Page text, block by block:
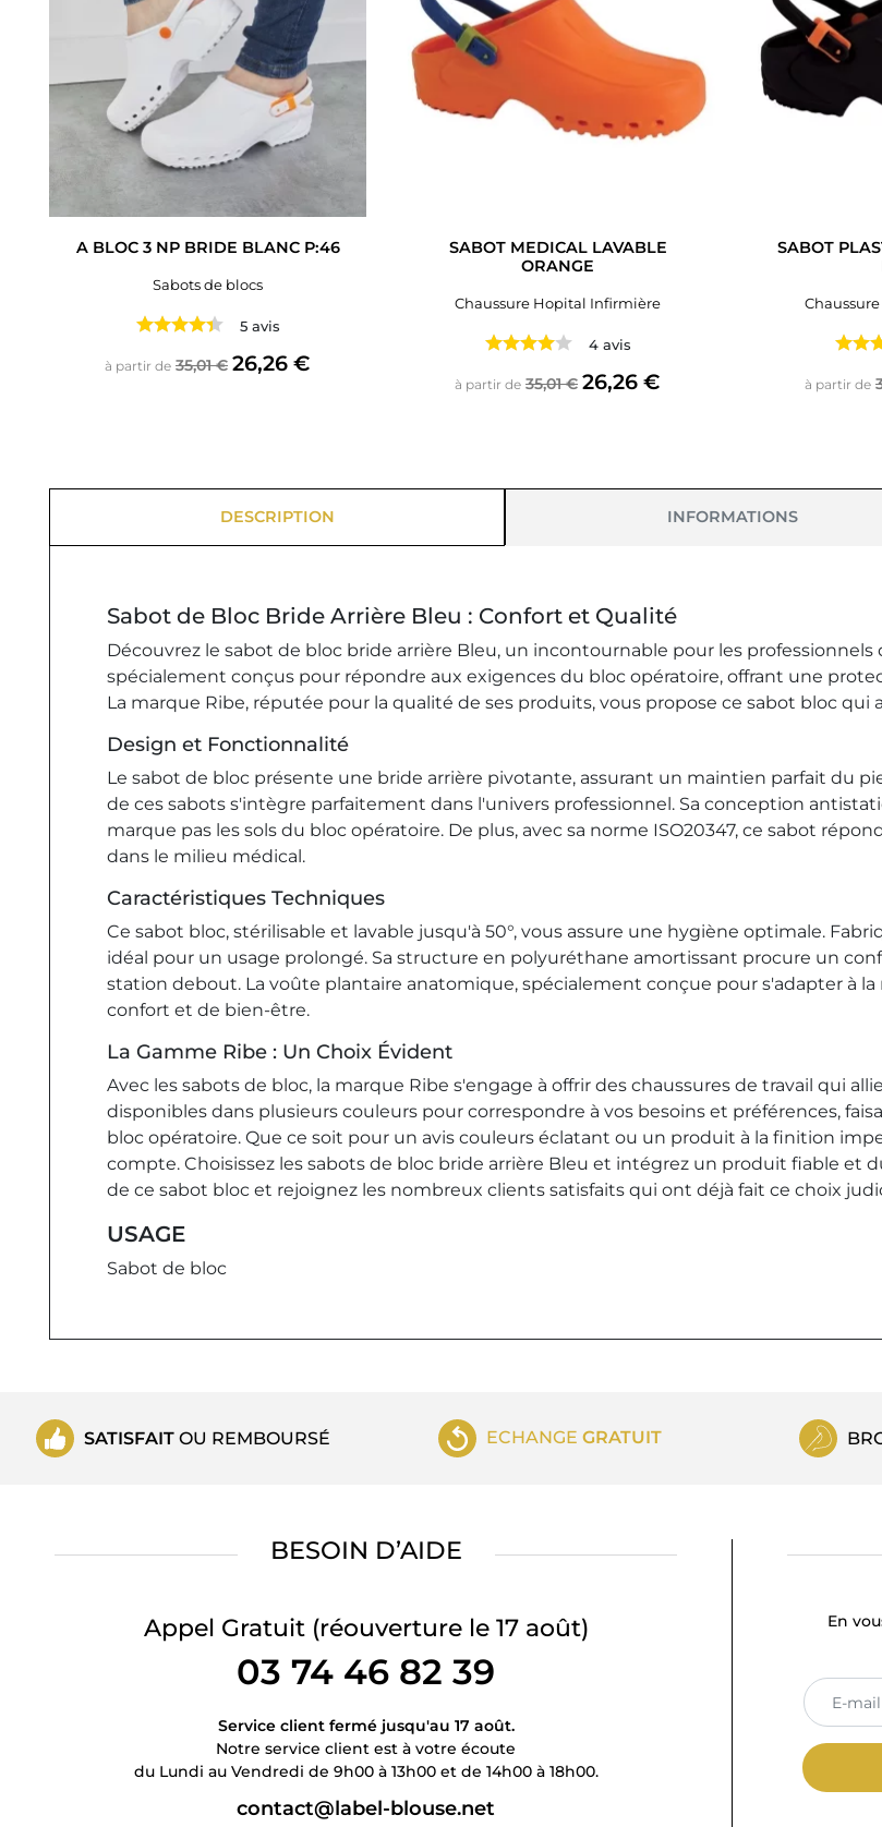
A BLOC 3 NP BRIDE BLANC P:46
Sabots de blocs
5 avis
à partir de Prix de base
35,01 € Prix
26,26 €
SABOT MEDICAL LAVABLE
ORANGE
Chaussure Hopital Infirmière
4 avis
à partir de Prix de base
35,01 € Prix
26,26 €
SABOT
à partir de
DESCRIPTION INFORMATIONS
Sabot de Bloc Bride Arrière Bleu : Confort et Qualité
Découvrez le sabot de bloc bride arrière Bleu, un incontournable pour les
spécialement conçus pour répondre aux exigences du bloc opératoire, offrant une
La marque Ribe, réputée pour la qualité de ses produits, vous propose ce sabot bloc qui
Design et Fonctionnalité
Le sabot de bloc présente une bride arrière pivotante, assurant un maintien parfait du
de ces sabots s'intègre parfaitement dans l'univers professionnel. Sa conception
marque pas les sols du bloc opératoire. De plus, avec sa norme ISO20347, ce sabot
dans le milieu médical.
Caractéristiques Techniques
Ce sabot bloc, stérilisable et lavable jusqu'à 50°, vous assure une hygiène optimale.
idéal pour un usage prolongé. Sa structure en polyuréthane amortissant procure un
station debout. La voûte plantaire anatomique, spécialement conçue pour s'adapter à
confort et de bien-être.
La Gamme Ribe : Un Choix Évident
Avec les sabots de bloc, la marque Ribe s'engage à offrir des chaussures de travail qui
disponibles dans plusieurs couleurs pour correspondre à vos besoins et préférences,
bloc opératoire. Que ce soit pour un avis couleurs éclatant ou un produit à la finition
compte. Choisissez les sabots de bloc bride arrière Bleu et intégrez un produit fiable et
de ce sabot bloc et rejoignez les nombreux clients satisfaits qui ont déjà fait ce choix
USAGE
Sabot de bloc
SATISFAIT OU REMBOURSÉ ECHANGE GRATUIT
BESOIN D’AIDE
Appel Gratuit (réouverture le 17 août)
03 74 46 82 39
Service client fermé jusqu'au 17 août.
Notre service client est à votre écoute
du Lundi au Vendredi de 9h00 à 13h00 et de 14h00 à 18h00.
contact@label-blouse.net
En